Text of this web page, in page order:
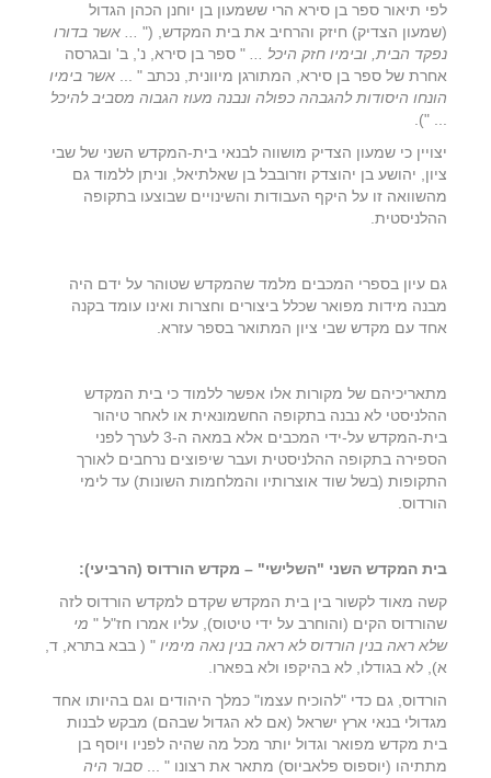
לפי תיאור ספר בן סירא הרי ששמעון בן יוחנן הכהן הגדול
(שמעון הצדיק) חיזק והרחיב את בית המקדש, (" ... אשר בדורו
נפקד הבית, ובימיו חזק היכל ... " ספר בן סירא, נ', ב' ובגרסה
אחרת של ספר בן סירא, המתורגן מיוונית, נכתב " ... אשר בימיו
הונחו היסודות להגבהה כפולה ונבנה מעוז הגבוה מסביב להיכל
... ").
יצויין כי שמעון הצדיק מושווה לבנאי בית-המקדש השני של שבי
ציון, יהושע בן יהוצדק וזרובבל בן שאלתיאל, וניתן ללמוד גם
מהשוואה זו על היקף העבודות והשינויים שבוצעו בתקופה
ההלניסטית.
גם עיון בספרי המכבים מלמד שהמקדש שטוהר על ידם היה
מבנה מידות מפואר שכלל ביצורים וחצרות ואינו עומד בקנה
אחד עם מקדש שבי ציון המתואר בספר עזרא.
מתאריכיהם של מקורות אלו אפשר ללמוד כי בית המקדש
ההלניסטי לא נבנה בתקופה החשמונאית או לאחר טיהור
בית-המקדש על-ידי המכבים אלא במאה ה-3 לערך לפני
הספירה בתקופה ההלניסטית ועבר שיפוצים נרחבים לאורך
התקופות (בשל שוד אוצרותיו והמלחמות השונות) עד לימי
הורדוס.
בית המקדש השני "השלישי" – מקדש הורדוס (הרביעי):
קשה מאוד לקשור בין בית המקדש שקדם למקדש הורדוס לזה
שהורדוס הקים (והוחרב על ידי טיטוס), עליו אמרו חז"ל " מי
שלא ראה בנין הורדוס לא ראה בנין נאה מימיו " ( בבא בתרא, ד,
א), לא בגודלו, לא בהיקפו ולא בפארו.
הורדוס, גם כדי "להוכיח עצמו" כמלך היהודים וגם בהיותו אחד
מגדולי בנאי ארץ ישראל (אם לא הגדול שבהם) מבקש לבנות
בית מקדש מפואר וגדול יותר מכל מה שהיה לפניו ויוסף בן
מתתיהו (יוספוס פלאביוס) מתאר את רצונו " ... סבור היה